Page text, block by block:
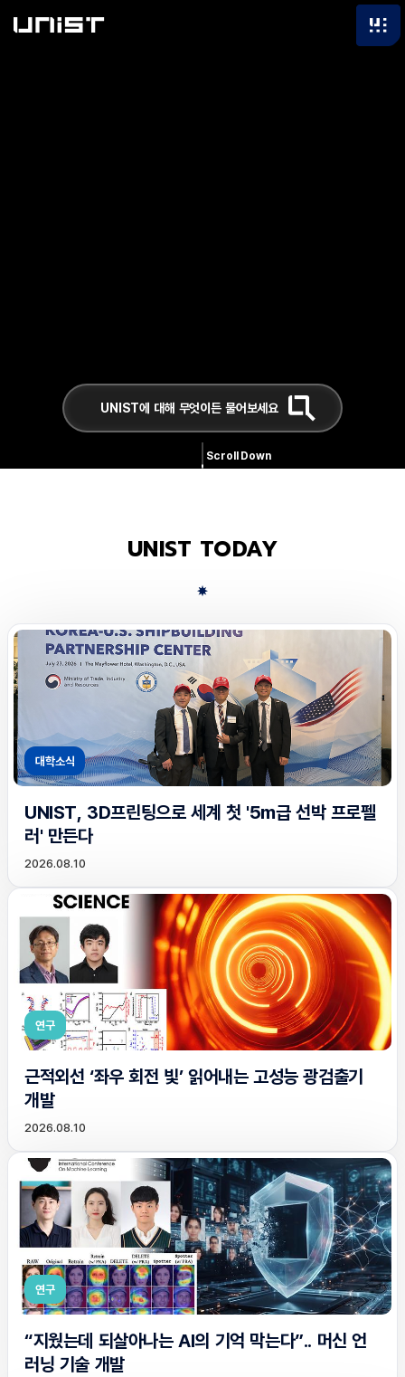
Scroll Down
UNIST TODAY
대학소식
UNIST, 3D프린팅으로 세계 첫 '5m급 선박 프로펠
러' 만든다
2026.08.10
연구
근적외선 ‘좌우 회전 빛’ 읽어내는 고성능 광검출기
개발
2026.08.10
연구
“지웠는데 되살아나는 AI의 기억 막는다”.. 머신 언
러닝 기술 개발